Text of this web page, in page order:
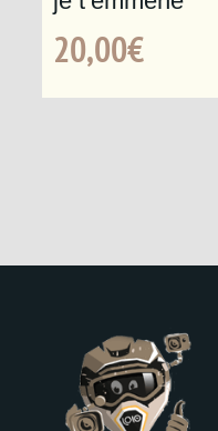
20,00€